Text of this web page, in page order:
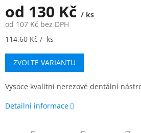
od 130 Kč / ks
od 107 Kč bez DPH
Měrná
114,60 Kč / ks
ZVOLTE VARIANTU
Vysoce kvalitní nerezové dentální
Detailní informace